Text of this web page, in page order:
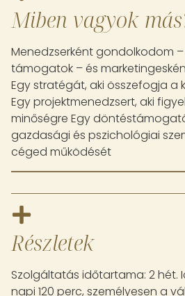
Miben vagyok
Menedzserként gondolkodom
támogatok – és
Egy stratégát, aki összefogja a
Egy projektmenedzsert, aki
minőségre Egy
gazdasági és pszichológiai
céged működését
Részletek
Szolgáltatás időtartama: 2 hét.
napi 120 perc, személyesen a